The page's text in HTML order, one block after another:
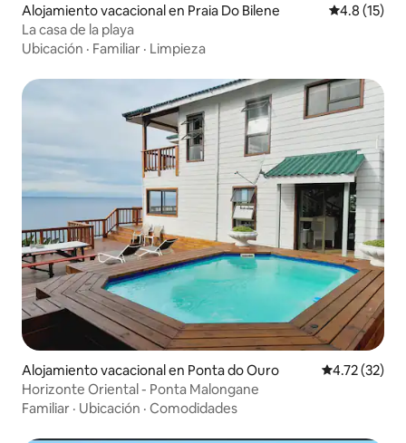
Alojamiento vacacional en Praia Do Bilene Calificación
4.8 (15)
La casa de la playa
Ubicación · Familiar · Limpieza
Alojamiento vacacional en Ponta do Ouro Calificación
4.72 (32)
Horizonte Oriental - Ponta Malongane
Familiar · Ubicación · Comodidades